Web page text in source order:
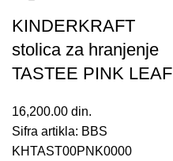
KINDERKRAFT
stolica za hranjenje
TASTEE PINK LEAF
16,200.00 din.
Sifra artikla: BBS
KHTAST00PNK0000